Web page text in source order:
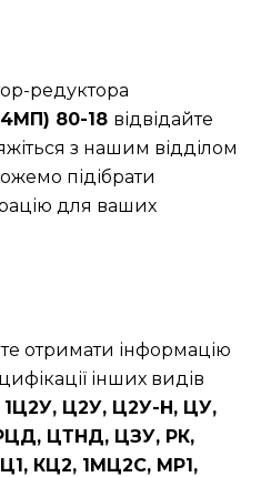
редуктора
80-18 відвідайте
з нашим відділом
підібрати
для ваших
отримати інформацію
інших видів
1Ц2У, Ц2У, Ц2У-Н, ЦУ,
ЦТНД, ЦЗУ, РК,
КЦ2, 1МЦ2С, МР1,